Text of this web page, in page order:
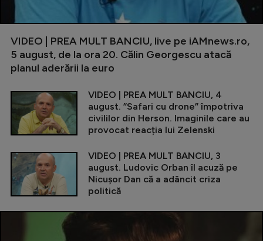
VIDEO | PREA MULT BANCIU, live pe iAMnews.ro,
5 august, de la ora 20. Călin Georgescu atacă
planul aderării la euro
VIDEO | PREA MULT BANCIU, 4
august. ”Safari cu drone” împotriva
civililor din Herson. Imaginile care au
provocat reacția lui Zelenski
VIDEO | PREA MULT BANCIU, 3
august. Ludovic Orban îl acuză pe
Nicușor Dan că a adâncit criza
politică